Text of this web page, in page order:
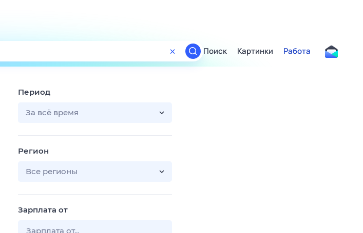
Поиск
ТВ-программа
Поиск Картинки Работа
Период
За всё время
Регион
Все регионы
Зарплата от